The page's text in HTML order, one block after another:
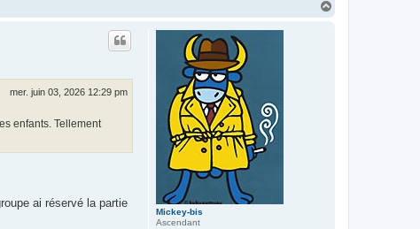
Mickey-bis
Ascendant
mer. juin 03, 2026 12:29 pm
enfants. Tellement
ai réservé la partie